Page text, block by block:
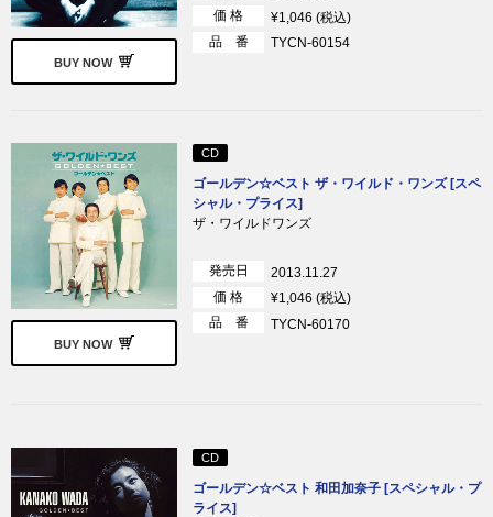
BUY NOW
価 格
¥1,046 (税込)
品 番
TYCN-60154
BUY NOW
CD
ゴールデン☆ベスト ザ・ワイルド・ワンズ [スペ
シャル・プライス]
ザ・ワイルドワンズ
発売日
2013.11.27
価 格
¥1,046 (税込)
品 番
TYCN-60170
CD
ゴールデン☆ベスト 和田加奈子 [スペシャル・プ
ライス]